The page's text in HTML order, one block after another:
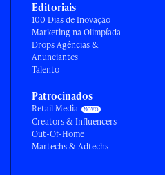
Editoriais
100 Dias de Inovação
Marketing na Olimpíada
Drops Agências &
Anunciantes
Talento
Patrocinados
Retail Media
Creators & Influencers
Out-Of-Home
Martechs & Adtechs